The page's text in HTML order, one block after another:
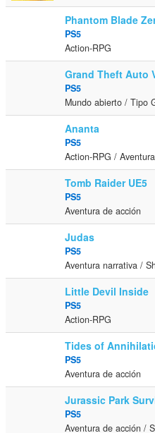
Phantom Blade
PS5
Action-RPG
Grand Theft Auto
PS5
Mundo abierto / Tipo
Ananta
PS5
Action-RPG /
Tomb Raider UE5
PS5
Aventura de acción
Judas
PS5
Aventura narrativa /
Little Devil Inside
PS5
Action-RPG
Tides of
PS5
Aventura de acción
Jurassic Park
PS5
Aventura de acción /